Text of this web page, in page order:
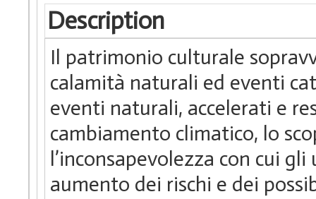
Description
Il patrimonio culturale
calamità naturali ed eventi
eventi naturali, accelerati e
cambiamento climatico, lo
l’inconsapevolezza con cui
aumento dei rischi e dei